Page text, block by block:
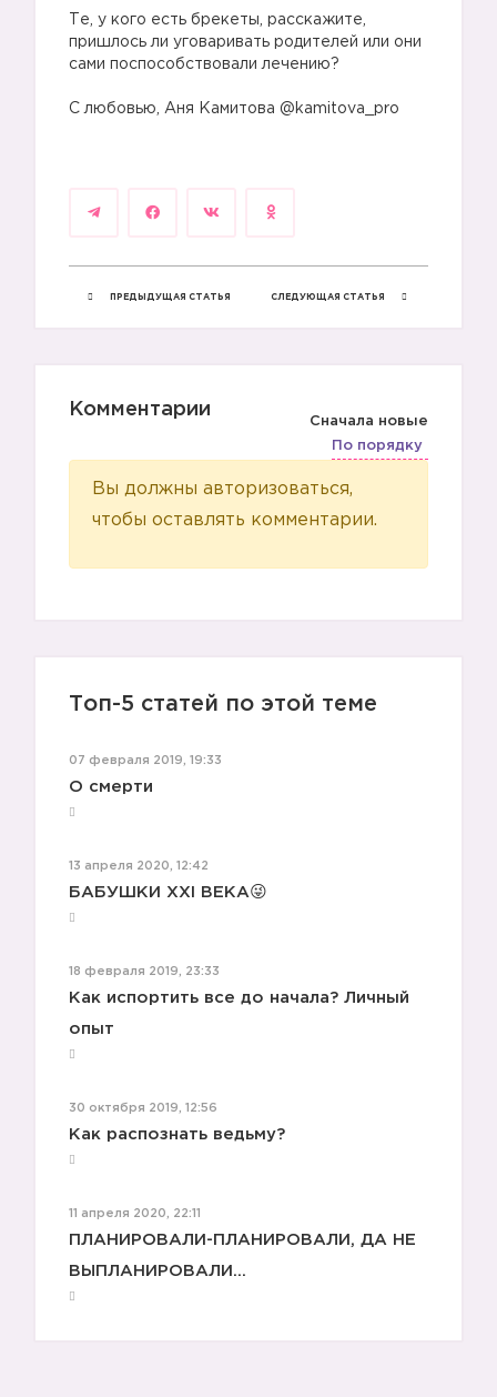
🔹
Те, у кого есть брекеты, расскажите,
пришлось ли уговаривать родителей или они
сами поспособствовали лечению?
С любовью, Аня Камитова @kamitova_pro
ПРЕДЫДУЩАЯ СТАТЬЯ СЛЕДУЮЩАЯ СТАТЬЯ
Комментарии
Сначала новые
По порядку
Вы должны авторизоваться,
чтобы оставлять комментарии.
Топ-5 статей по этой теме
07 февраля 2019, 19:33
О смерти
13 апреля 2020, 12:42
БАБУШКИ XXI ВЕКА😜
18 февраля 2019, 23:33
Как испортить все до начала? Личный
опыт
30 октября 2019, 12:56
Как распознать ведьму?
11 апреля 2020, 22:11
ПЛАНИРОВАЛИ-ПЛАНИРОВАЛИ, ДА НЕ
ВЫПЛАНИРОВАЛИ... ⠀